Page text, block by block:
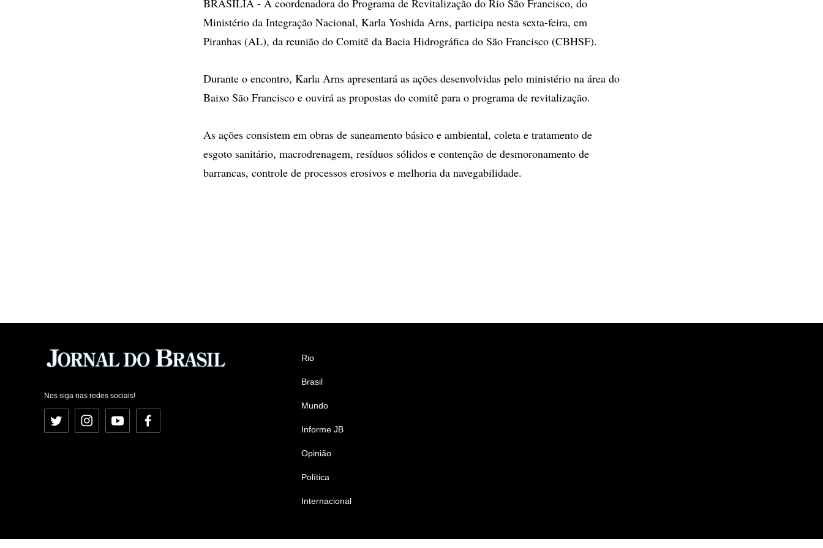
BRASÍLIA - A coordenadora do Programa de Revitalização do Rio São Francisco, do
Ministério da Integração Nacional, Karla Yoshida Arns, participa nesta sexta-feira, em
Piranhas (AL), da reunião do Comitê da Bacia Hidrográfica do São Francisco (CBHSF).
Durante o encontro, Karla Arns apresentará as ações desenvolvidas pelo ministério na área do
Baixo São Francisco e ouvirá as propostas do comitê para o programa de revitalização.
As ações consistem em obras de saneamento básico e ambiental, coleta e tratamento de
esgoto sanitário, macrodrenagem, resíduos sólidos e contenção de desmoronamento de
barrancas, controle de processos erosivos e melhoria da navegabilidade.
Nos siga nas redes sociais!
Twitter InstagramYouTubeFacebook
Rio
Brasil
Mundo
Informe JB
Opinião
Política
Internacional